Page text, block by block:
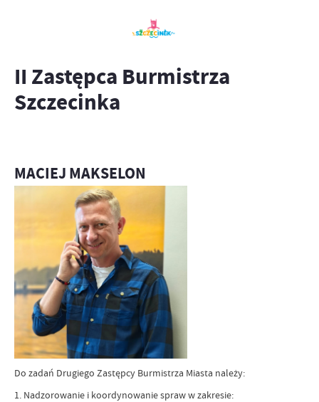
II Zastępca Burmistrza
Szczecinka
MACIEJ MAKSELON
Do zadań Drugiego Zastępcy Burmistrza Miasta należy:
1. Nadzorowanie i koordynowanie spraw w zakresie: